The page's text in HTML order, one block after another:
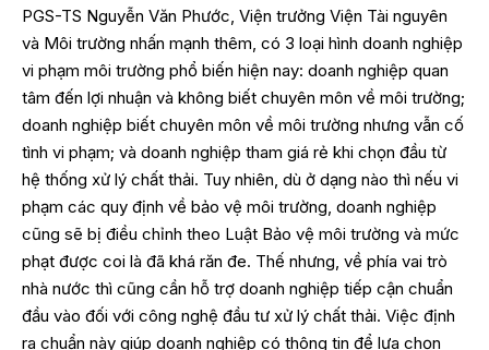
PGS-TS Nguyễn Văn Phước, Viện trưởng Viện Tài nguyên
và Môi trường nhấn mạnh thêm, có 3 loại hình doanh nghiệp
vi phạm môi trường phổ biến hiện nay: doanh nghiệp quan
tâm đến lợi nhuận và không biết chuyên môn về môi trường;
doanh nghiệp biết chuyên môn về môi trường nhưng vẫn cố
tình vi phạm; và doanh nghiệp tham giá rẻ khi chọn đầu từ
hệ thống xử lý chất thải. Tuy nhiên, dù ở dạng nào thì nếu vi
phạm các quy định về bảo vệ môi trường, doanh nghiệp
cũng sẽ bị điều chỉnh theo Luật Bảo vệ môi trường và mức
phạt được coi là đã khá răn đe. Thế nhưng, về phía vai trò
nhà nước thì cũng cần hỗ trợ doanh nghiệp tiếp cận chuẩn
đầu vào đối với công nghệ đầu tư xử lý chất thải. Việc định
ra chuẩn này giúp doanh nghiệp có thông tin để lựa chọn